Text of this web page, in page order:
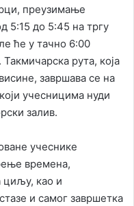
преузимање
5:15 до 5:45 на тргу
ће у тачно 6:00
рута, која
завршава се на
учесницима нуди
залив.
учеснике
времена,
као и
и самог завршетка